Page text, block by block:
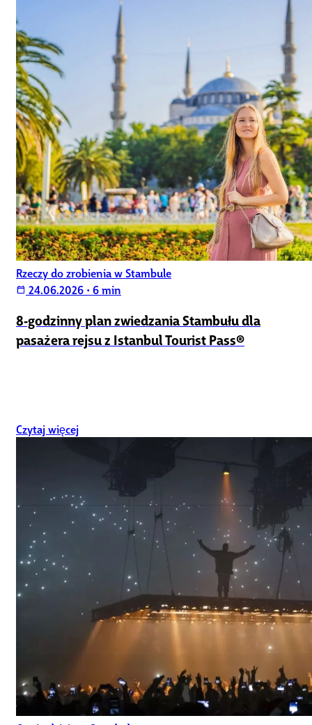
Rzeczy do zrobienia w Stambule
calendar_today 24.06.2026 • 6 min
8‑godzinny plan zwiedzania Stambułu dla
pasażera rejsu z Istanbul Tourist Pass®
Czytaj więcej